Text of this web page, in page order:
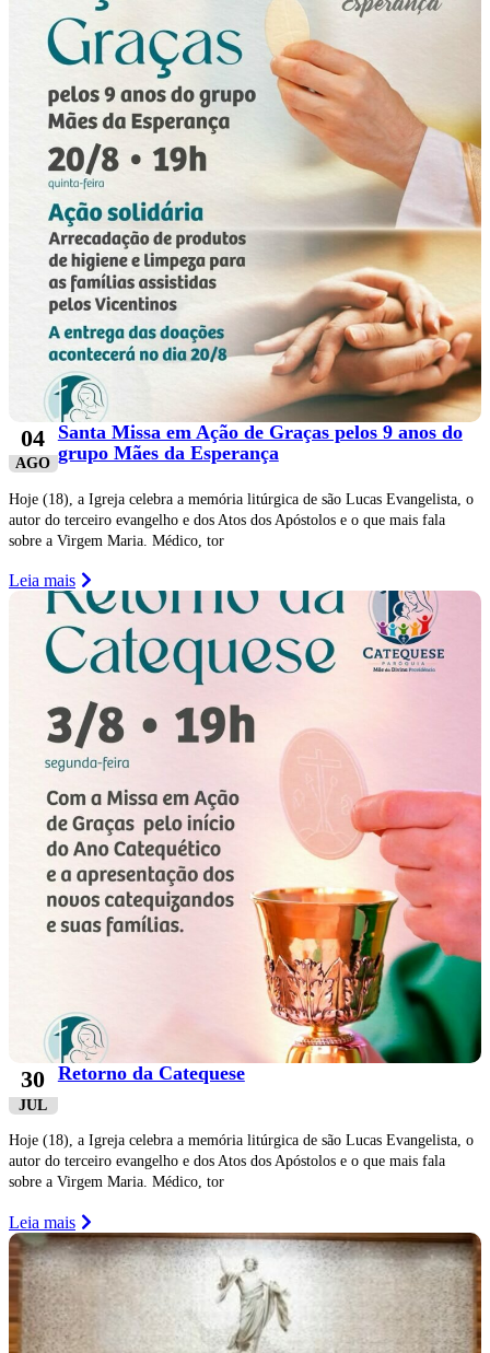
04
AGO
Santa Missa em Ação de Graças pelos 9 anos do
grupo Mães da Esperança
Hoje (18), a Igreja celebra a memória litúrgica de são Lucas Evangelista, o
autor do terceiro evangelho e dos Atos dos Apóstolos e o que mais fala
sobre a Virgem Maria. Médico, tor
Leia mais
30
JUL
Retorno da Catequese
Hoje (18), a Igreja celebra a memória litúrgica de são Lucas Evangelista, o
autor do terceiro evangelho e dos Atos dos Apóstolos e o que mais fala
sobre a Virgem Maria. Médico, tor
Leia mais